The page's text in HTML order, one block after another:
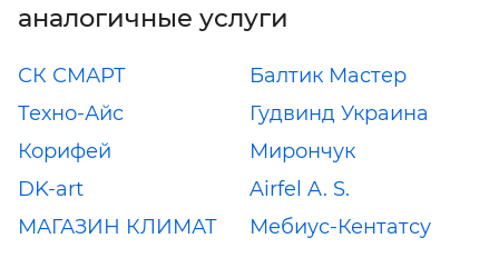
аналогичные услуги
СК СМАРТ
Балтик Мастер
Техно-Айс
Гудвинд Украина
Корифей
Мирончук
DK-art
Airfel A. S.
МАГАЗИН КЛИМАТ
Мебиус-Кентатсу